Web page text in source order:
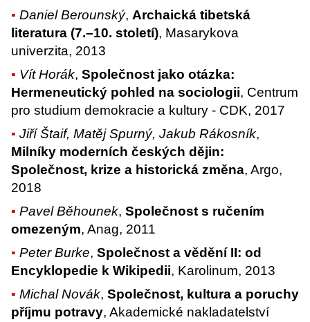
Daniel Berounský,Archaická tibetská
literatura (7.–10. století), Masarykova
univerzita, 2013
Vít Horák,Společnost jako otázka:
Hermeneutický pohled na sociologii, Centrum
pro studium demokracie a kultury - CDK, 2017
Jiří Štaif, Matěj Spurný, Jakub Rákosník,
Milníky moderních českých dějin:
Společnost, krize a historická změna, Argo,
2018
Pavel Běhounek,Společnost s ručením
omezeným, Anag, 2011
Peter Burke,Společnost a vědění II: od
Encyklopedie k Wikipedii, Karolinum, 2013
Michal Novák,Společnost, kultura a poruchy
příjmu potravy, Akademické nakladatelství